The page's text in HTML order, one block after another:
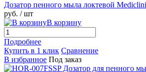
Дозатор пенного мыла локтевой
руб. / шт
В корзину
Подробнее
Купить в 1 клик Сравнение
В избранное Под заказ